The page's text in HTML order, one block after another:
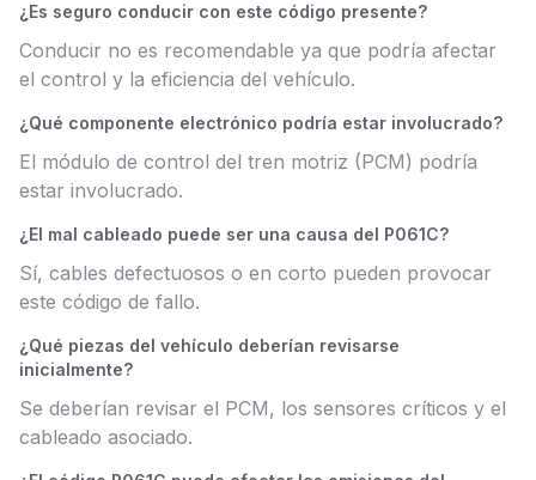
¿Es seguro conducir con este código presente?
Conducir no es recomendable ya que podría afectar
el control y la eficiencia del vehículo.
¿Qué componente electrónico podría estar involucrado?
El módulo de control del tren motriz (PCM) podría
estar involucrado.
¿El mal cableado puede ser una causa del P061C?
Sí, cables defectuosos o en corto pueden provocar
este código de fallo.
¿Qué piezas del vehículo deberían revisarse
inicialmente?
Se deberían revisar el PCM, los sensores críticos y el
cableado asociado.